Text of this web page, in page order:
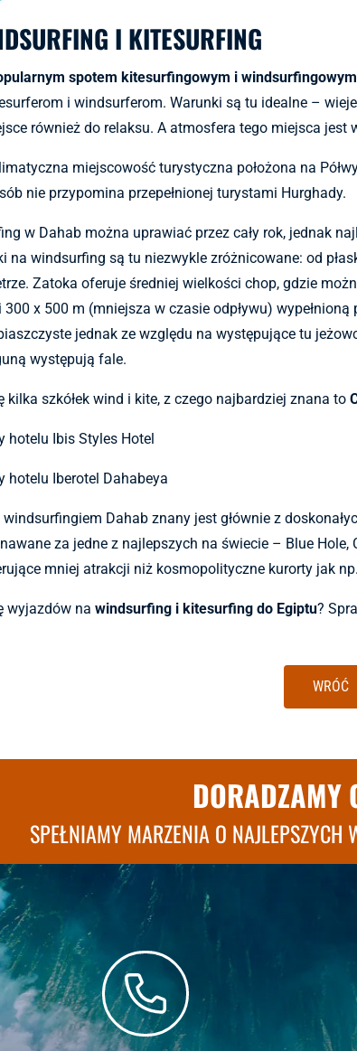
I KITESURFING
spotem kitesurfingowym i windsurfingowym
i windsurferom. Warunki są tu idealne –
również do relaksu. A atmosfera tego miejsca jest
miejscowość turystyczna położona na
nie przypomina przepełnionej turystami Hurghady.
w Dahab można uprawiać przez cały rok, jednak
na windsurfing są tu niezwykle zróżnicowane: od
Zatoka oferuje średniej wielkości chop, gdzie
300 x 500 m (mniejsza w czasie odpływu)
jednak ze względu na występujące tu
występują fale.
kilka szkółek wind i kite, z czego najbardziej znana to
hotelu Ibis Styles Hotel
hotelu Iberotel Dahabeya
Dahab znany jest głównie z
za jedne z najlepszych na świecie – Blue
mniej atrakcji niż kosmopolityczne kurorty jak
wyjazdów na windsurfing i kitesurfing do Egiptu?
WRÓĆ
DORADZAMY
SPEŁNIAMY MARZENIA O NAJLEPSZYCH